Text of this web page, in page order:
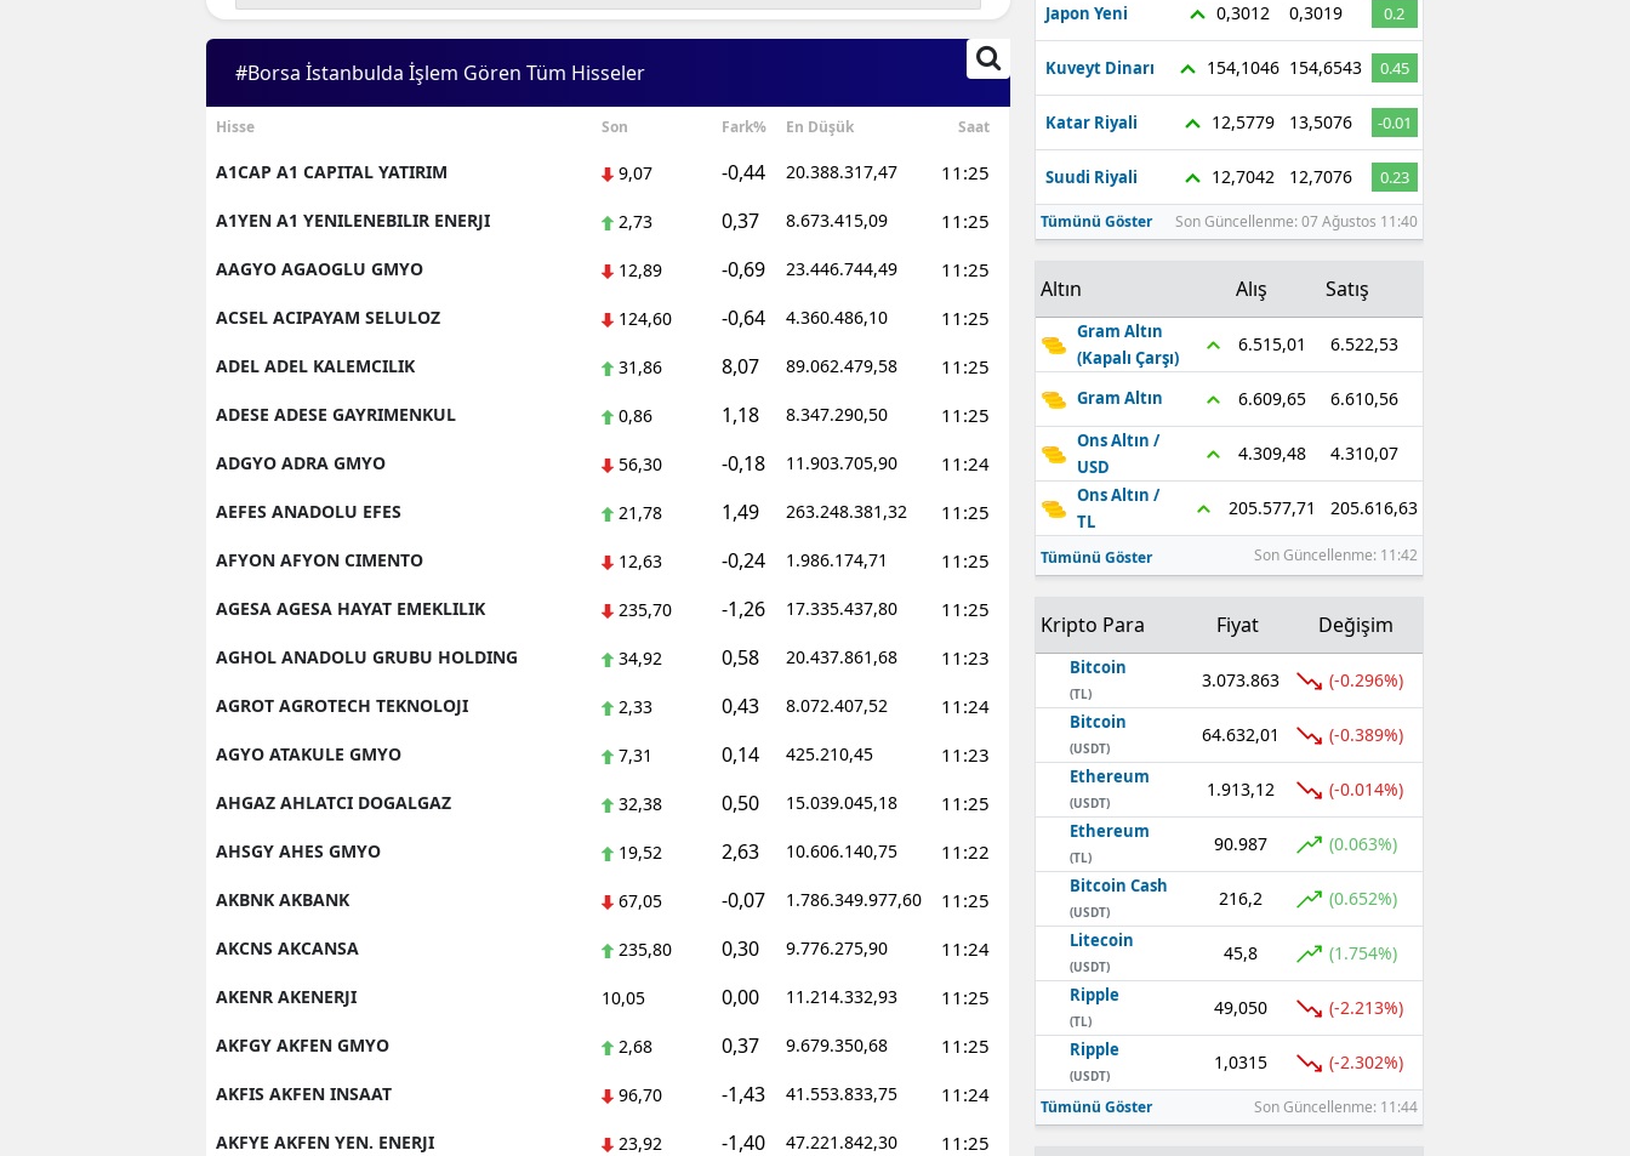
#Borsa İstanbulda İşlem Gören Tüm Hisseler
Hisse Son Fark% En Düşük Saat
A1CAP A1 CAPITAL YATIRIM 9,07 -0,44 20.388.317,47 11:25
A1YEN A1 YENILENEBILIR ENERJI 2,73 0,37 8.673.415,09 11:25
AAGYO AGAOGLU GMYO 12,89 -0,69 23.446.744,49 11:25
ACSEL ACIPAYAM SELULOZ 124,60 -0,64 4.360.486,10 11:25
ADEL ADEL KALEMCILIK 31,86 8,07 89.062.479,58 11:25
ADESE ADESE GAYRIMENKUL 0,86 1,18 8.347.290,50 11:25
ADGYO ADRA GMYO 56,30 -0,18 11.903.705,90 11:24
AEFES ANADOLU EFES 21,78 1,49 263.248.381,32 11:25
AFYON AFYON CIMENTO 12,63 -0,24 1.986.174,71 11:25
AGESA AGESA HAYAT EMEKLILIK 235,70 -1,26 17.335.437,80 11:25
AGHOL ANADOLU GRUBU HOLDING 34,92 0,58 20.437.861,68 11:23
AGROT AGROTECH TEKNOLOJI 2,33 0,43 8.072.407,52 11:24
AGYO ATAKULE GMYO 7,31 0,14 425.210,45 11:23
AHGAZ AHLATCI DOGALGAZ 32,38 0,50 15.039.045,18 11:25
AHSGY AHES GMYO 19,52 2,63 10.606.140,75 11:22
AKBNK AKBANK 67,05 -0,07 1.786.349.977,60 11:25
AKCNS AKCANSA 235,80 0,30 9.776.275,90 11:24
AKENR AKENERJI 10,05 0,00 11.214.332,93 11:25
AKFGY AKFEN GMYO 2,68 0,37 9.679.350,68 11:25
AKFIS AKFEN INSAAT 96,70 -1,43 41.553.833,75 11:24
AKFYE AKFEN YEN. ENERJI 23,92 -1,40 47.221.842,30 11:25
Japon Yeni 0,3012 0,3019 0.2
Kuveyt Dinarı 154,1046 154,6543 0.45
Katar Riyali 12,5779 13,5076 -0.01
Suudi Riyali 12,7042 12,7076 0.23
Tümünü Göster Son Güncellenme: 07 Ağustos 11:40
Altın Alış Satış
Gram Altın
(Kapalı Çarşı)
6.515,01 6.522,53
Gram Altın 6.609,65 6.610,56
Ons Altın /
USD
4.309,48 4.310,07
Ons Altın /
TL
205.577,71 205.616,63
Tümünü Göster Son Güncellenme: 11:42
Kripto Para Fiyat Değişim
Bitcoin
(TL)
3.073.863 (-0.296%)
Bitcoin
(USDT)
64.632,01 (-0.389%)
Ethereum
(USDT)
1.913,12 (-0.014%)
Ethereum
(TL)
90.987 (0.063%)
Bitcoin Cash
(USDT)
216,2 (0.652%)
Litecoin
(USDT)
45,8 (1.754%)
Ripple
(TL)
49,050 (-2.213%)
Ripple
(USDT)
1,0315 (-2.302%)
Tümünü Göster Son Güncellenme: 11:44